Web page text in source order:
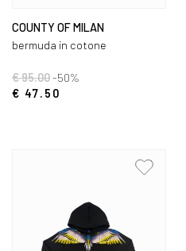
COUNTY OF MILAN
bermuda in cotone
€ 95.00-50%
€ 47.50